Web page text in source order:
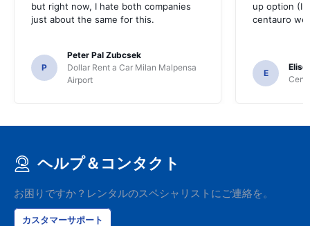
but right now, I hate both companies
just about the same for this.
P
Peter Pal Zubcsek
Dollar Rent a Car Milan Malpensa
Airport
up option (I
centauro
E
ヘルプ＆コンタクト
お困りですか？レンタルのスペシャリストにご連絡を。
カスタマーサポート